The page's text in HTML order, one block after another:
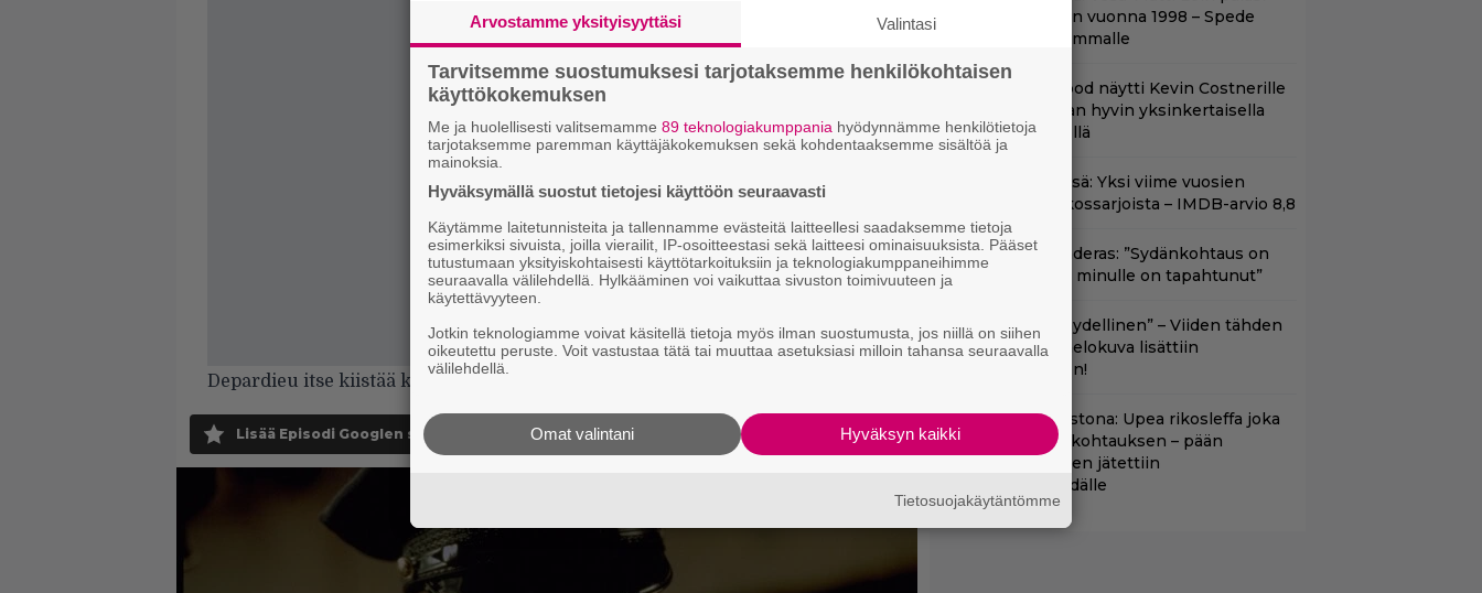
Depardieu itse kiistää kaikki syytteet. Hän kutsuu syytöksiä ”lynkkaukseksi”.
Lisää Episodi Googlen suosituksi lähteeksi
Uunon rooliin vuonna 1998 – Spede
vetäytyi sivummalle
Clint Eastwood näytti Kevin Costnerille
kaapin paikan hyvin yksinkertaisella
toimenpiteellä
Nyt Netflixissä: Yksi viime vuosien
parhaista rikossarjoista – IMDB-arvio 8,8
Antonio Banderas: ”Sydänkohtaus on
parasta mitä minulle on tapahtunut”
”Lajissaan täydellinen” – Viiden tähden
scifitoimintaelokuva lisättiin
suoratoistoon!
Nyt suoratoistona: Upea rikosleffa joka
sisälsi rajun kohtauksen – pään
katkaiseminen jätettiin
leikkauspöydälle
Arvostamme yksityisyyttäsi Valintasi
Tarvitsemme suostumuksesi tarjotaksemme henkilökohtaisen
käyttökokemuksen
Me ja huolellisesti valitsemamme 89 teknologiakumppania hyödynnämme henkilötietoja
tarjotaksemme paremman käyttäjäkokemuksen sekä kohdentaaksemme sisältöä ja
mainoksia.
Hyväksymällä suostut tietojesi käyttöön seuraavasti
Käytämme laitetunnisteita ja tallennamme evästeitä laitteellesi saadaksemme tietoja
esimerkiksi sivuista, joilla vierailit, IP-osoitteestasi sekä laitteesi ominaisuuksista. Pääset
tutustumaan yksityiskohtaisesti käyttötarkoituksiin ja teknologiakumppaneihimme
seuraavalla välilehdellä. Hylkääminen voi vaikuttaa sivuston toimivuuteen ja
käytettävyyteen.
Jotkin teknologiamme voivat käsitellä tietoja myös ilman suostumusta, jos niillä on siihen
oikeutettu peruste. Voit vastustaa tätä tai muuttaa asetuksiasi milloin tahansa seuraavalla
välilehdellä.
Hyväksyn kaikki
Omat valintani
Tietosuojakäytäntömme